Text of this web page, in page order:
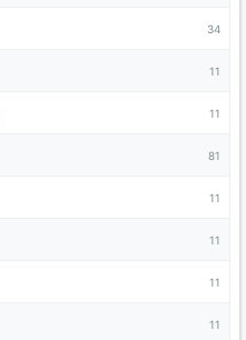
34
11
11
81
11
11
11
11